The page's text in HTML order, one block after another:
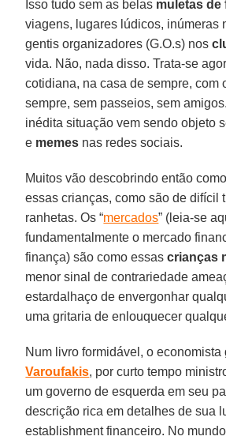
Isso tudo sem as belas muletas de
viagens, lugares lúdicos, inúmeras
gentis organizadores (G.O.s) nos
vida. Não, nada disso. Trata-se
cotidiana, na casa de sempre, com
sempre, sem passeios, sem
inédita situação vem sendo objeto
e memes nas redes sociais.
Muitos vão descobrindo então
essas crianças, como são de difícil
ranhetas. Os “mercados” (leia-se
fundamentalmente o mercado
finança) são como essascrianças
menor sinal de contrariedade
estardalhaço de envergonhar
uma gritaria de enlouquecer
Num livro formidável, o
Varoufakis, por curto tempo
um governo de esquerda em seu
descrição rica em detalhes de sua
establishment financeiro. No